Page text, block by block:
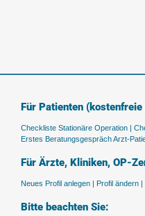
Für Patienten (kostenfreie
Checkliste Stationäre Operation |
Erstes Beratungsgespräch Arzt-
Für Ärzte, Kliniken, OP-
Neues Profil anlegen | Profil ändern |
Bitte beachten Sie: